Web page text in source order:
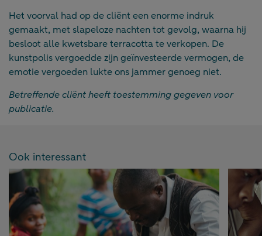
Het voorval had op de cliënt een enorme indruk
gemaakt, met slapeloze nachten tot gevolg, waarna hij
besloot alle kwetsbare terracotta te verkopen. De
kunstpolis vergoedde zijn geïnvesteerde vermogen, de
emotie vergoeden lukte ons jammer genoeg niet.
Betreffende cliënt heeft toestemming gegeven voor
publicatie.
Ook interessant